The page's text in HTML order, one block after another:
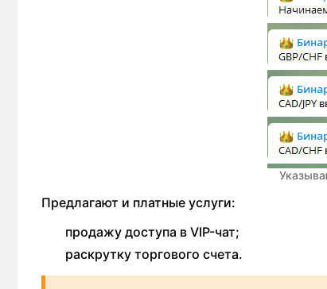
Предлагают и платные услуги:
продажу доступа в VIP-чат;
раскрутку торгового счета.